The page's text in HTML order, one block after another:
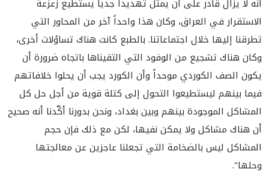
أنه لا يزال قادر على أن يمثل تهديداً جدياً يستطيع زعزعة
الاستقرار في العراق، وكان هذا واحداً آخر من المحاور التي
تطرقنا إليها خلال اجتماعاتنا. بالطبع كانت هناك تساؤلات أخرى،
وكان هناك تشجيع من الوفود التي التقيناها باتجاه ضرورة أن
يكون الصف الكوردي موحداً وأن الكورد يجب أن يحلوا خلافاتهم
فيما بينهم ليستطيعوا التحول إلى كتلة قوية من أجل حل كل
المشاكل الموجودة بينهم وبين بغداد، ونحن بدورنا أكّدنا أنه صحيح
أن هناك مشاكل ولا يمكن نفيها، لكن مع ذلك فإن حجم
المشاكل ليس بالضخامة التي تجعلنا عاجزين عن معالجتها
وحلها".